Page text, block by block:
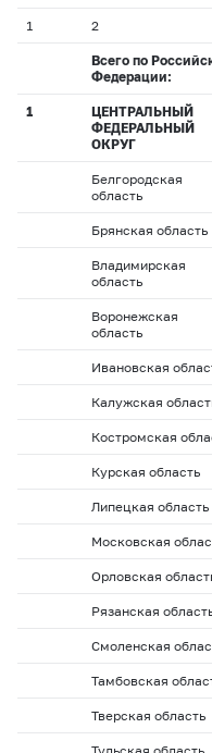
1 2
Всего по
Федерации:
1
ЦЕНТРАЛЬНЫЙ
ФЕДЕРАЛЬНЫЙ
ОКРУГ
Белгородская
область
Брянская область
Владимирская
область
Воронежская
область
Ивановская
Калужская
Костромская
Курская область
Липецкая область
Московская
Орловская
Рязанская
Смоленская
Тамбовская
Тверская область